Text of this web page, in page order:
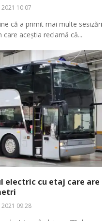
10:07
că a primit mai multe sesizări
aceștia reclamă că...
electric cu etaj care are
09:28